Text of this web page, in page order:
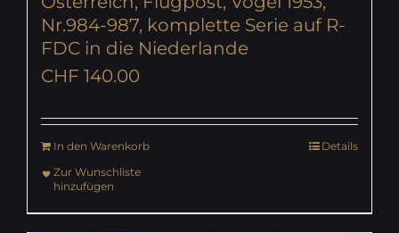
Nr.984-987, komplette Serie auf R-
FDC in die Niederlande
CHF 140.00
In den Warenkorb
Details
Zur Wunschliste
hinzufügen